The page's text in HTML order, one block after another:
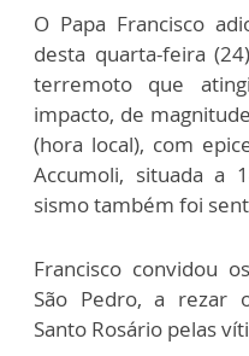
O Papa Francisco
desta quarta-feira
terremoto que
impacto, de
(hora local), com
Accumoli, situada a
sismo também foi
Francisco convidou
São Pedro, a rezar
Santo Rosário pelas